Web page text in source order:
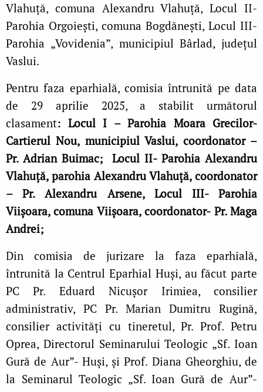
Vlahuță, comuna Alexandru Vlahuță, Locul II-
Parohia Orgoiești, comuna Bogdănești, Locul III-
Parohia „Vovidenia”, municipiul Bârlad, județul
Vaslui.
Pentru faza eparhială, comisia întrunită pe data
de 29 aprilie 2025, a stabilit următorul
clasament: Locul I – Parohia Moara Grecilor-
Cartierul Nou, municipiul Vaslui, coordonator –
Pr. Adrian Buimac; Locul II- Parohia Alexandru
Vlahuță, parohia Alexandru Vlahuță, coordonator
– Pr. Alexandru Arsene, Locul III- Parohia
Viișoara, comuna Viișoara, coordonator- Pr. Maga
Andrei;
Din comisia de jurizare la faza eparhială,
întrunită la Centrul Eparhial Huși, au făcut parte
PC Pr. Eduard Nicușor Irimiea, consilier
administrativ, PC Pr. Marian Dumitru Rugină,
consilier activități cu tineretul, Pr. Prof. Petru
Oprea, Directorul Seminarului Teologic „Sf. Ioan
Gură de Aur”- Huși, și Prof. Diana Gheorghiu, de
la Seminarul Teologic „Sf. Ioan Gură de Aur”-